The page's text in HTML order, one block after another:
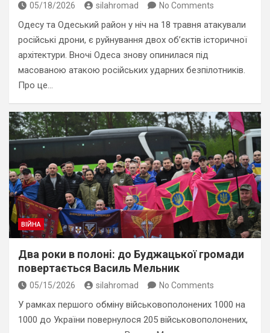
05/18/2026 silahromad No Comments
Одесу та Одеський район у ніч на 18 травня атакували
російські дрони, є руйнування двох обʼєктів історичної
архітектури. Вночі Одеса знову опинилася під
масованою атакою російських ударних безпілотників.
Про це…
ВІЙНА
Два роки в полонi: до Буджацької громади
повертається Василь Мельник
05/15/2026 silahromad No Comments
У рамках першого обміну військовополонених 1000 на
1000 до України повернулося 205 військовополонених,